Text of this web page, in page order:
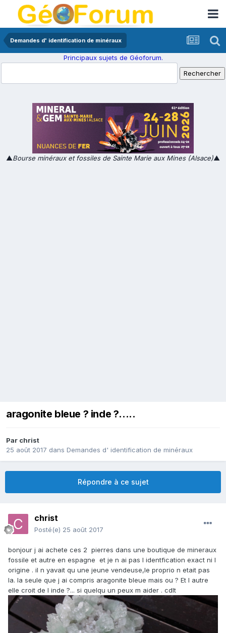
Demandes d' identification de minéraux
Principaux sujets de Géoforum.
▲Bourse minéraux et fossiles de Sainte Marie aux Mines (Alsace)▲
aragonite bleue ? inde ?.....
Par christ
25 août 2017 dans Demandes d' identification de minéraux
Répondre à ce sujet
christ
Posté(e) 25 août 2017
bonjour j ai achete ces 2 pierres dans une boutique de mineraux
fossile et autre en espagne et je n ai pas l identfication exact ni l
origine . il n yavait qu une jeune vendeuse,le proprio n etait pas
la. la seule que j ai compris aragonite bleue mais ou ? Et l autre
elle croit de l inde ?... si quelqu un peux m aider . cdlt